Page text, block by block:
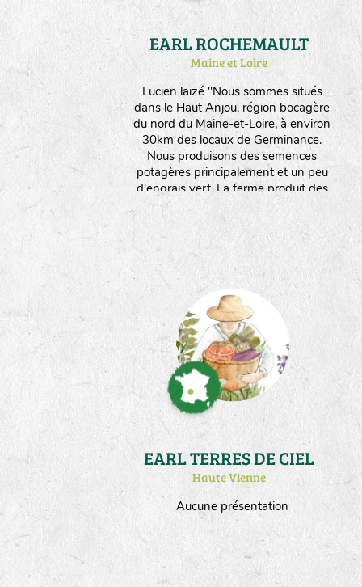
Lucien laizé "Nous sommes situés
dans le Haut Anjou, région bocagère
du nord du Maine-et-Loire, à environ
30km des locaux de Germinance.
Nous produisons des semences
potagères principalement et un peu
d'engrais vert. La ferme produit des
semences depuis 1996 et s'est
convertie à l'agriculture biologique
depuis mon arrivée en 2012.
Aujourd'hui, l'ensemble de
l'exploitation (20ha) est conduite en
agriculture biologique et fait vivre 4
personnes, uniquement avec la
multiplication de semences (6ha -
environ 30 variétés/espèces
différentes)."
EARL ROCHEMAULT
Maine et Loire
Aucune présentation
EARL TERRES DE CIEL
Haute Vienne